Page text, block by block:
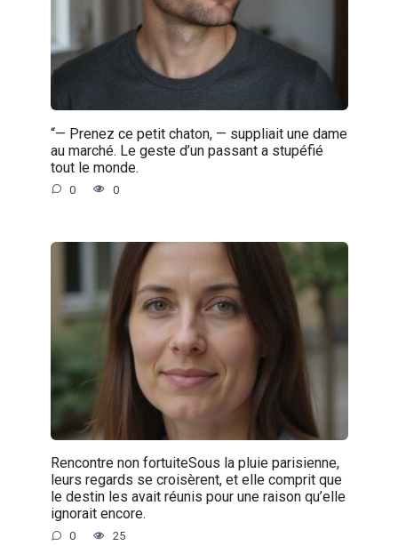
“— Prenez ce petit chaton, — suppliait une dame
au marché. Le geste d’un passant a stupéfié
tout le monde.
0 0
Rencontre non fortuiteSous la pluie parisienne,
leurs regards se croisèrent, et elle comprit que
le destin les avait réunis pour une raison qu’elle
ignorait encore.
0 25